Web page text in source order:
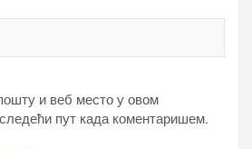
и веб место у овом
пут када коментаришем.